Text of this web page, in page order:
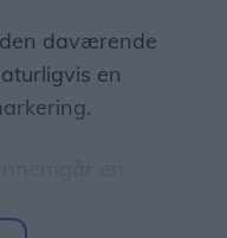
daværende
en